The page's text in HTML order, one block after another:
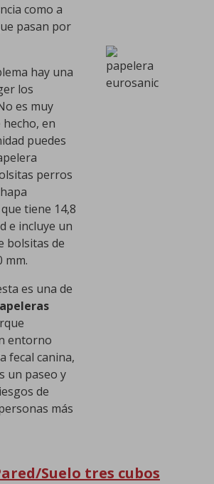
como a
pasan por
hay una
los
es muy
hecho, en
puedes
perros
tiene 14,8
e incluye un
bolsitas de
mm.
es una de
entorno
fecal canina,
un paseo y
de
más
Suelo tres cubos